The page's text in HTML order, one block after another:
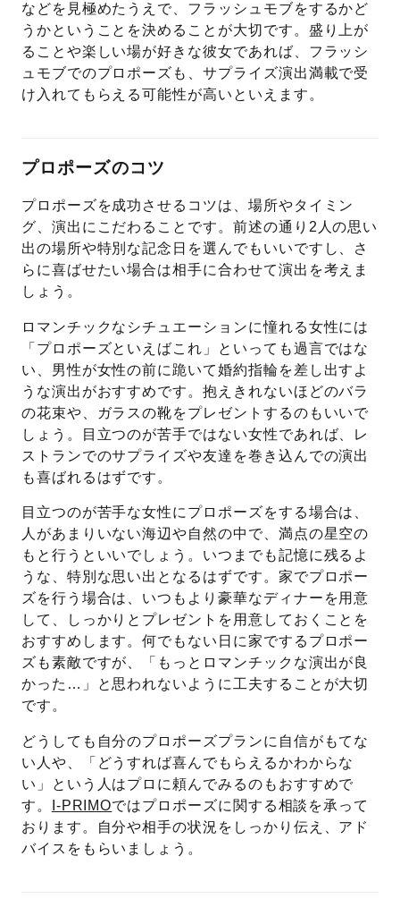
などを見極めたうえで、フラッシュモブをするかど
うかということを決めることが大切です。盛り上が
ることや楽しい場が好きな彼女であれば、フラッシ
ュモブでのプロポーズも、サプライズ演出満載で受
け入れてもらえる可能性が高いといえます。
プロポーズのコツ
プロポーズを成功させるコツは、場所やタイミン
グ、演出にこだわることです。前述の通り2人の思い
出の場所や特別な記念日を選んでもいいですし、さ
らに喜ばせたい場合は相手に合わせて演出を考えま
しょう。
ロマンチックなシチュエーションに憧れる女性には
「プロポーズといえばこれ」といっても過言ではな
い、男性が女性の前に跪いて婚約指輪を差し出すよ
うな演出がおすすめです。抱えきれないほどのバラ
の花束や、ガラスの靴をプレゼントするのもいいで
しょう。目立つのが苦手ではない女性であれば、レ
ストランでのサプライズや友達を巻き込んでの演出
も喜ばれるはずです。
目立つのが苦手な女性にプロポーズをする場合は、
人があまりいない海辺や自然の中で、満点の星空の
もと行うといいでしょう。いつまでも記憶に残るよ
うな、特別な思い出となるはずです。家でプロポー
ズを行う場合は、いつもより豪華なディナーを用意
して、しっかりとプレゼントを用意しておくことを
おすすめします。何でもない日に家でするプロポー
ズも素敵ですが、「もっとロマンチックな演出が良
かった…」と思われないように工夫することが大切
です。
どうしても自分のプロポーズプランに自信がもてな
い人や、「どうすれば喜んでもらえるかわからな
い」という人はプロに頼んでみるのもおすすめで
す。
I-PRIMOではプロポーズに関する相談を承って
おります。自分や相手の状況をしっかり伝え、アド
バイスをもらいましょう。